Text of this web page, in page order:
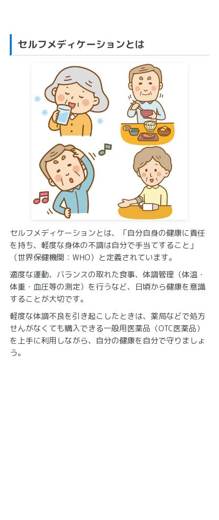
セルフメディケーションとは
セルフメディケーションとは、「自分自身の健康に責任
を持ち、軽度な身体の不調は自分で手当てすること」
（世界保健機関：WHO）と定義されています。
適度な運動、バランスの取れた食事、体調管理（体温・
体重・血圧等の測定）を行うなど、日頃から健康を意識
することが大切です。
軽度な体調不良を引き起こしたときは、薬局などで処方
せんがなくても購入できる一般用医薬品（OTC医薬品）
を上手に利用しながら、自分の健康を自分で守りましょ
う。